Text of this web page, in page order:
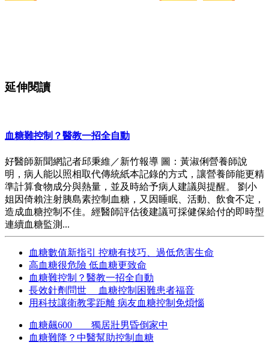
延伸閱讀
血糖難控制？醫教一招全自動
好醫師新聞網記者邱秉維／新竹報導 圖：黃淑俐營養師說
明，病人能以照相取代傳統紙本記錄的方式，讓營養師能更精
準計算食物成分與熱量，並及時給予病人建議與提醒。 劉小
姐因倚賴注射胰島素控制血糖，又因睡眠、活動、飲食不定，
造成血糖控制不佳。經醫師評估後建議可採健保給付的即時型
連續血糖監測...
血糖數值新指引 控糖有技巧、過低危害生命
高血糖很危險 低血糖更致命
血糖難控制？醫教一招全自動
長效針劑問世 血糖控制困難患者福音
用科技讓衛教零距離 病友血糖控制免煩惱
血糖飆600 獨居壯男昏倒家中
血糖難降？中醫幫助控制血糖